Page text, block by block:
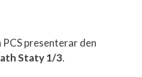
presenterar den
Staty 1/3.